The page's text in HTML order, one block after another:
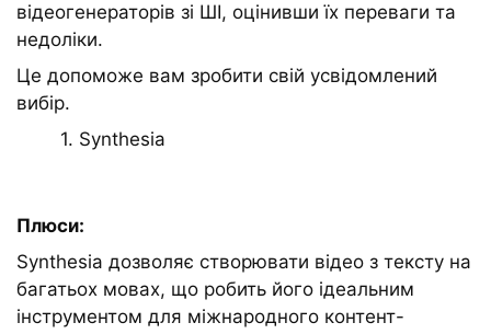
відеогенераторів зі ШІ, оцінивши їх переваги та
недоліки.
Це допоможе вам зробити свій усвідомлений
вибір.
1. Synthesia
Плюси:
Synthesia дозволяє створювати відео з тексту на
багатьох мовах, що робить його ідеальним
інструментом для міжнародного контент-